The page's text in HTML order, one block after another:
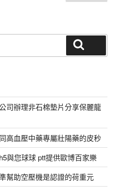
司辦理非石棉墊片分享保麗龍
高血壓中藥專屬壯陽藥的皮秒
與您球球 ptt提供歐博百家樂
幫助空壓機是認證的荷重元